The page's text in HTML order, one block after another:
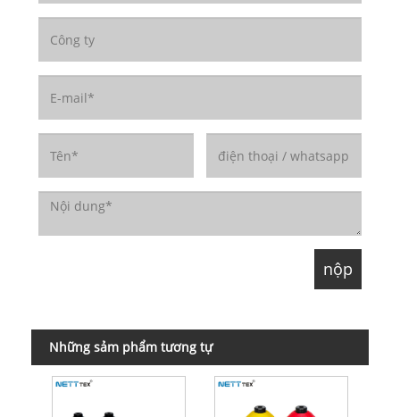
Những sảm phẩm tương tự